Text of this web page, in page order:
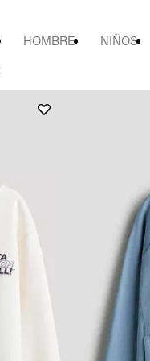
HOMBRE NIÑOS